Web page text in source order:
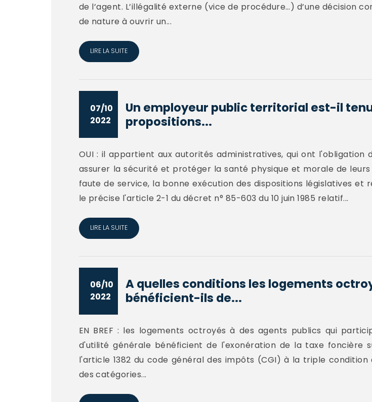
de l’agent. L’illégalité externe (vice de procédure…) d’une décision
de nature à ouvrir un...
LIRE LA SUITE
07/10
2022
Un employeur public territorial est-il
propositions...
OUI : il appartient aux autorités administratives, qui ont l'obligation
assurer la sécurité et protéger la santé physique et morale de
faute de service, la bonne exécution des dispositions législatives et
le précise l'article 2-1 du décret n° 85-603 du 10 juin 1985 relatif...
LIRE LA SUITE
06/10
2022
A quelles conditions les logements
bénéficient-ils de...
EN BREF : les logements octroyés à des agents publics qui
d'utilité générale bénéficient de l'exonération de la taxe foncière
l'article 1382 du code général des impôts (CGI) à la triple
des catégories...